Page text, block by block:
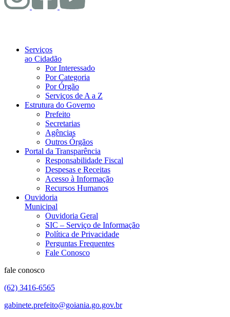
Serviços
ao Cidadão
Por Interessado
Por Categoria
Por Órgão
Serviços de A a Z
Estrutura do Governo
Prefeito
Secretarias
Agências
Outros Órgãos
Portal da Transparência
Responsabilidade Fiscal
Despesas e Receitas
Acesso à Informação
Recursos Humanos
Ouvidoria
Municipal
Ouvidoria Geral
SIC – Serviço de Informação
Política de Privacidade
Perguntas Frequentes
Fale Conosco
fale conosco
(62) 3416-6565
gabinete.prefeito@goiania.go.gov.br